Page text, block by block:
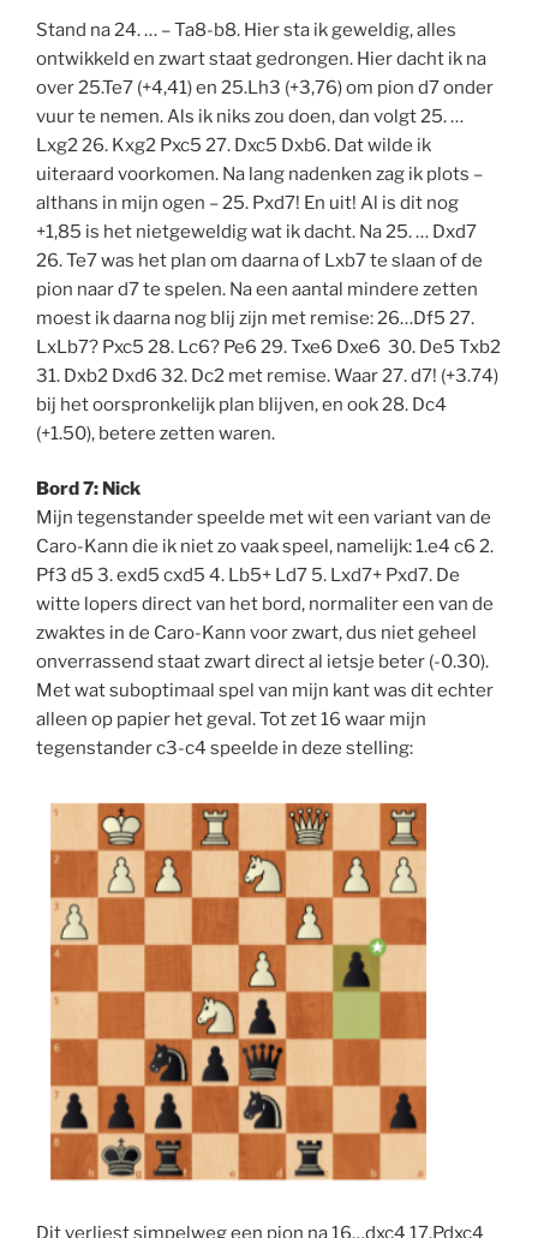
Stand na 24. … – Ta8-b8. Hier sta ik geweldig, alles
ontwikkeld en zwart staat gedrongen. Hier dacht ik na
over 25.Te7 (+4,41) en 25.Lh3 (+3,76) om pion d7 onder
vuur te nemen. Als ik niks zou doen, dan volgt 25. …
Lxg2 26. Kxg2 Pxc5 27. Dxc5 Dxb6. Dat wilde ik
uiteraard voorkomen. Na lang nadenken zag ik plots –
althans in mijn ogen – 25. Pxd7! En uit! Al is dit nog
+1,85 is het nietgeweldig wat ik dacht. Na 25. … Dxd7
26. Te7 was het plan om daarna of Lxb7 te slaan of de
pion naar d7 te spelen. Na een aantal mindere zetten
moest ik daarna nog blij zijn met remise: 26…Df5 27.
LxLb7? Pxc5 28. Lc6? Pe6 29. Txe6 Dxe6 30. De5 Txb2
31. Dxb2 Dxd6 32. Dc2 met remise. Waar 27. d7! (+3.74)
bij het oorspronkelijk plan blijven, en ook 28. Dc4
(+1.50), betere zetten waren.
Bord 7: Nick
Mijn tegenstander speelde met wit een variant van de
Caro-Kann die ik niet zo vaak speel, namelijk: 1.e4 c6 2.
Pf3 d5 3. exd5 cxd5 4. Lb5+ Ld7 5. Lxd7+ Pxd7. De
witte lopers direct van het bord, normaliter een van de
zwaktes in de Caro-Kann voor zwart, dus niet geheel
onverrassend staat zwart direct al ietsje beter (-0.30).
Met wat suboptimaal spel van mijn kant was dit echter
alleen op papier het geval. Tot zet 16 waar mijn
tegenstander c3-c4 speelde in deze stelling:
Dit verliest simpelweg een pion na 16…dxc4 17.Pdxc4